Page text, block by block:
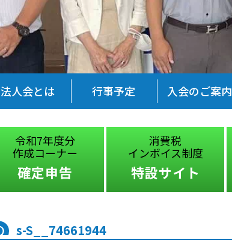
法人会とは 行事予定 入会のご案内
令和7年度分
作成コーナー
確定申告
消費税
インボイス制度
特設サイト
s-S__74661944